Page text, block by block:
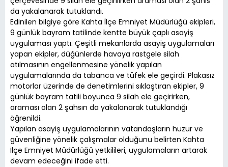
da yakalanarak tutuklandı.
Edinilen bilgiye göre Kahta İlçe Emniyet Müdürlüğü ekipleri,
9 günlük bayram tatilinde kentte büyük çaplı asayiş
uygulaması yaptı. Çeşitli mekanlarda asayiş uygulamaları
yapan ekipler, düğünlerde havaya rastgele silah
atılmasının engellenmesine yönelik yapılan
uygulamalarında da tabanca ve tüfek ele geçirdi. Plakasız
motorlar üzerinde de denetimlerini sıklaştıran ekipler, 9
günlük bayram tatili boyunca 9 silah ele geçirirken,
araması olan 2 şahsın da yakalanarak tutuklandığı
öğrenildi.
Yapılan asayiş uygulamalarının vatandaşların huzur ve
güvenliğine yönelik çalışmalar olduğunu belirten Kahta
İlçe Emniyet Müdürlüğü yetkilileri, uygulamaların artarak
devam edeceğini ifade etti.